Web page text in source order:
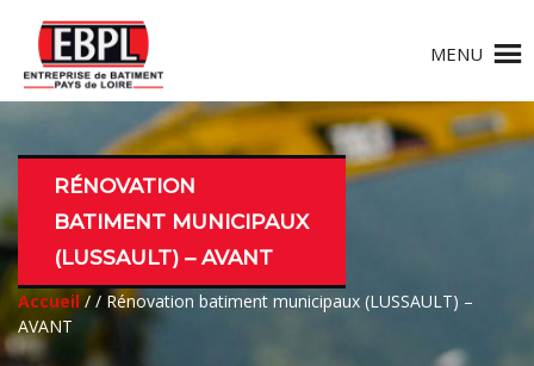
MENU
RÉNOVATION
BATIMENT MUNICIPAUX
(LUSSAULT) – AVANT
Accueil/ / Rénovation batiment municipaux (LUSSAULT) –
AVANT